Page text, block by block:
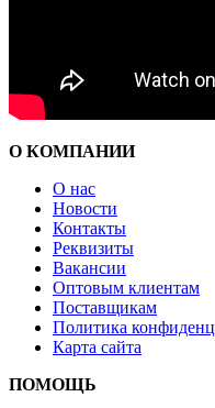
О КОМПАНИИ
О нас
Новости
Контакты
Реквизиты
Вакансии
Оптовым клиентам
Поставщикам
Политика
Карта сайта
ПОМОЩЬ